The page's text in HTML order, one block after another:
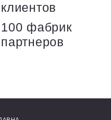
клиентов
100 фабрик
партнеров